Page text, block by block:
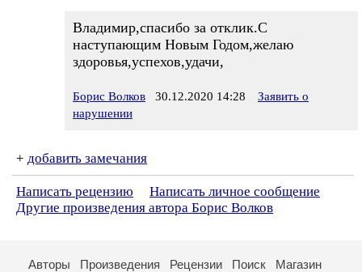
Владимир,спасибо за отклик.С
наступающим Новым Годом,желаю
здоровья,успехов,удачи,
Борис Волков 30.12.2020 14:28
Заявить о
нарушении
+ добавить замечания
Написать рецензию
Написать личное сообщение
Другие произведения автора Борис Волков
Авторы Произведения Рецензии Поиск
Магазин